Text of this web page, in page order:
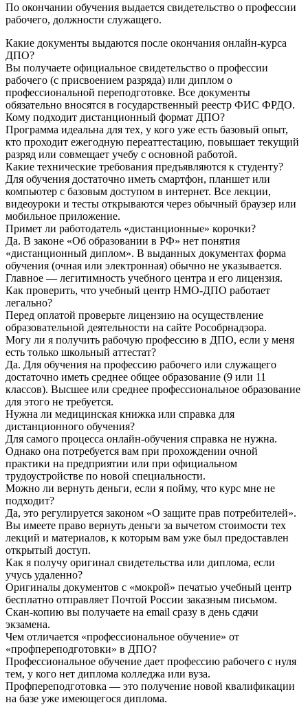
По окончании обучения выдается свидетельство о профессии
рабочего, должности служащего.
Какие документы выдаются после окончания онлайн-курса
ДПО?
Вы получаете официальное свидетельство о профессии
рабочего (с присвоением разряда) или диплом о
профессиональной переподготовке. Все документы
обязательно вносятся в государственный реестр ФИС ФРДО.
Кому подходит дистанционный формат ДПО?
Программа идеальна для тех, у кого уже есть базовый опыт,
кто проходит ежегодную переаттестацию, повышает текущий
разряд или совмещает учебу с основной работой.
Какие технические требования предъявляются к студенту?
Для обучения достаточно иметь смартфон, планшет или
компьютер с базовым доступом в интернет. Все лекции,
видеоуроки и тесты открываются через обычный браузер или
мобильное приложение.
Примет ли работодатель «дистанционные» корочки?
Да. В законе «Об образовании в РФ» нет понятия
«дистанционный диплом». В выданных документах форма
обучения (очная или электронная) обычно не указывается.
Главное — легитимность учебного центра и его лицензия.
Как проверить, что учебный центр НМО-ДПО работает
легально?
Перед оплатой проверьте лицензию на осуществление
образовательной деятельности на сайте Рособрнадзора.
Могу ли я получить рабочую профессию в ДПО, если у меня
есть только школьный аттестат?
Да. Для обучения на профессию рабочего или служащего
достаточно иметь среднее общее образование (9 или 11
классов). Высшее или среднее профессиональное образование
для этого не требуется.
Нужна ли медицинская книжка или справка для
дистанционного обучения?
Для самого процесса онлайн-обучения справка не нужна.
Однако она потребуется вам при прохождении очной
практики на предприятии или при официальном
трудоустройстве по новой специальности.
Можно ли вернуть деньги, если я пойму, что курс мне не
подходит?
Да, это регулируется законом «О защите прав потребителей».
Вы имеете право вернуть деньги за вычетом стоимости тех
лекций и материалов, к которым вам уже был предоставлен
открытый доступ.
Как я получу оригинал свидетельства или диплома, если
учусь удаленно?
Оригиналы документов с «мокрой» печатью учебный центр
бесплатно отправляет Почтой России заказным письмом.
Скан-копию вы получаете на email сразу в день сдачи
экзамена.
Чем отличается «профессиональное обучение» от
«профпереподготовки» в ДПО?
Профессиональное обучение дает профессию рабочего с нуля
тем, у кого нет диплома колледжа или вуза.
Профпереподготовка — это получение новой квалификации
на базе уже имеющегося диплома.